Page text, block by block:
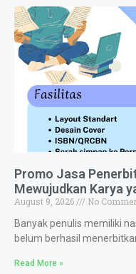
Promo Jasa
Mewujudkan Karya
August 9, 2026
No
Banyak penulis memiliki
belum berhasil
Read More »